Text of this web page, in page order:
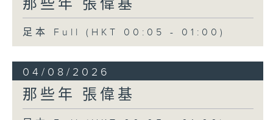
那些年 張偉基
足本 Full (HKT 00:05 - 01:00)
04/08/2026
那些年 張偉基